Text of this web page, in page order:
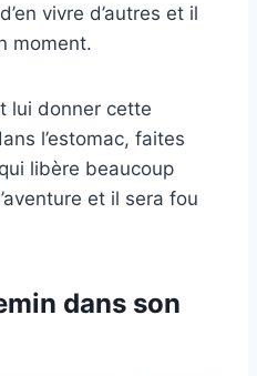
vivre d’autres et il
moment.
lui donner cette
l’estomac, faites
libère beaucoup
et il sera fou
dans son